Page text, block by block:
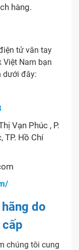
hàng.
tử vân tay
Việt Nam bạn
dưới đây:
Vạn Phúc , P.
TP. Hồ Chí
do
chúng tôi cung